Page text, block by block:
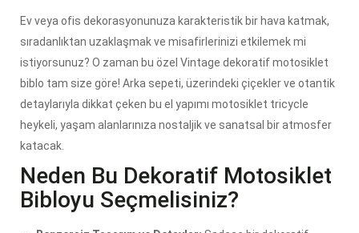
Ev veya ofis dekorasyonunuza karakteristik bir hava katmak,
sıradanlıktan uzaklaşmak ve misafirlerinizi etkilemek mi
istiyorsunuz? O zaman bu özel Vintage dekoratif motosiklet
biblo tam size göre! Arka sepeti, üzerindeki çiçekler ve otantik
detaylarıyla dikkat çeken bu el yapımı motosiklet tricycle
heykeli, yaşam alanlarınıza nostaljik ve sanatsal bir atmosfer
katacak.
Neden Bu Dekoratif Motosiklet
Bibloyu Seçmelisiniz?